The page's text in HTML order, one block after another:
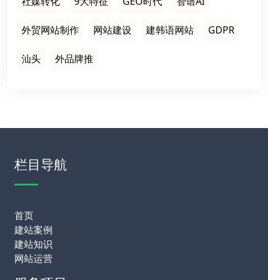
外贸网站制作 网站建设 建韩语网站 GDPR
汕头 外品牌推
栏目导航
首页
建站案例
建站知识
网站运营